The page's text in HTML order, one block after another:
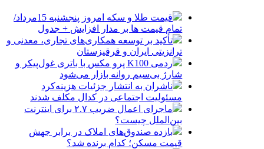
قیمت طلا و سکه امروز پنجشنبه 15مرداد/
تمام قیمت ها بر مدار افزایش + جدول
تأکید بر توسعه همکاری‌های تجاری، معدنی و
ترانزیتی ایران و قرقیزستان
ردمی K100 پرو مکس با باتری غول‌پیکر و
شارژ بی‌سیم روانه بازار می‌شود
ناشران به انتشار جزئیات هزینه‌کرد
مسئولیت اجتماعی در کدال مکلف شدند
ماجرای اعمال ضریب ۲.۷ برای اینترنت
بین‌الملل چیست؟
بازده صندوق‌های املاک در برابر جهش
قیمت مسکن؛ کدام برنده شد؟